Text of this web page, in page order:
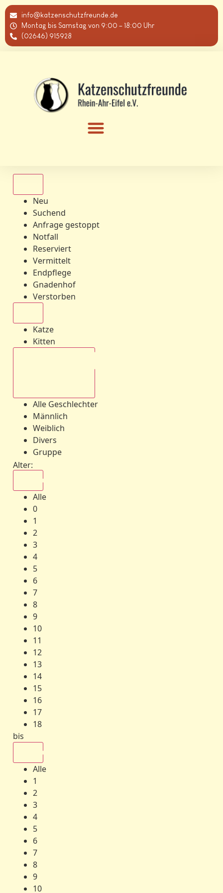
info@katzenschutzfreunde.de
Montag bis Samstag von 9:00 – 18:00 Uhr
(02646) 915928
Neu
Suchend
Anfrage gestoppt
Notfall
Reserviert
Vermittelt
Endpflege
Gnadenhof
Verstorben
Katze
Kitten
Alle Geschlechter
Männlich
Weiblich
Divers
Gruppe
Alter:
Alle
0
1
2
3
4
5
6
7
8
9
10
11
12
13
14
15
16
17
18
bis
Alle
1
2
3
4
5
6
7
8
9
10